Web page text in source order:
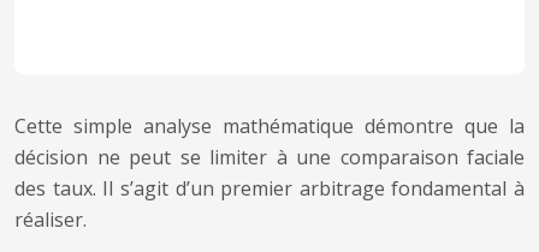
Cette simple analyse mathématique démontre que la
décision ne peut se limiter à une comparaison faciale
des taux. Il s’agit d’un premier arbitrage fondamental à
réaliser.